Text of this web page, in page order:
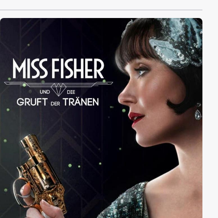
„Mad“ Molly und stellt sich der schwierigen
gesellschaftlichen Situation. Die Schönheit führt nichts
Gutes im Schilde und ist alles andere als unvorbereitet:
Im Gepäck hat sie ihre Nähmaschine, die der
talentierten Frau bei ihrem süßen Rachefeldzug helfen
soll. Schnell sind die Bewohner von ihren
Modekreationen begeistert und sie findet Gefallen an
dem attraktiven Teddy.